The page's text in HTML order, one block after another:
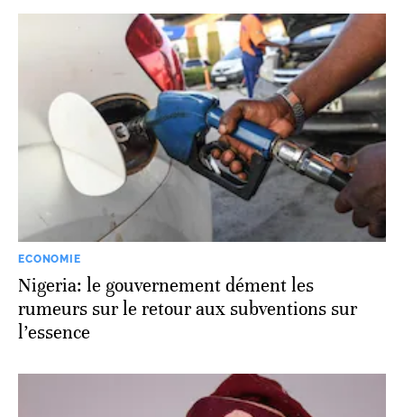
ECONOMIE
Nigeria: le gouvernement dément les
rumeurs sur le retour aux subventions sur
l’essence